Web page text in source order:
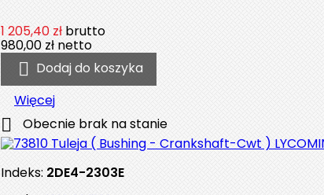
1 205,40 zł brutto
980,00 zł netto
 Dodaj do koszyka
Więcej
 Obecnie brak na stanie
Indeks: 2DE4-2303E